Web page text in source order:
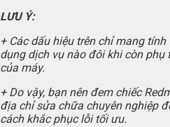
LƯU Ý:
+ Các dấu hiệu trên chỉ mang
dụng dịch vụ nào đôi khi còn
của máy.
+ Do vậy, bạn nên đem chiếc
địa chỉ sửa chữa chuyên nghiệp
cách khắc phục lỗi tối ưu.